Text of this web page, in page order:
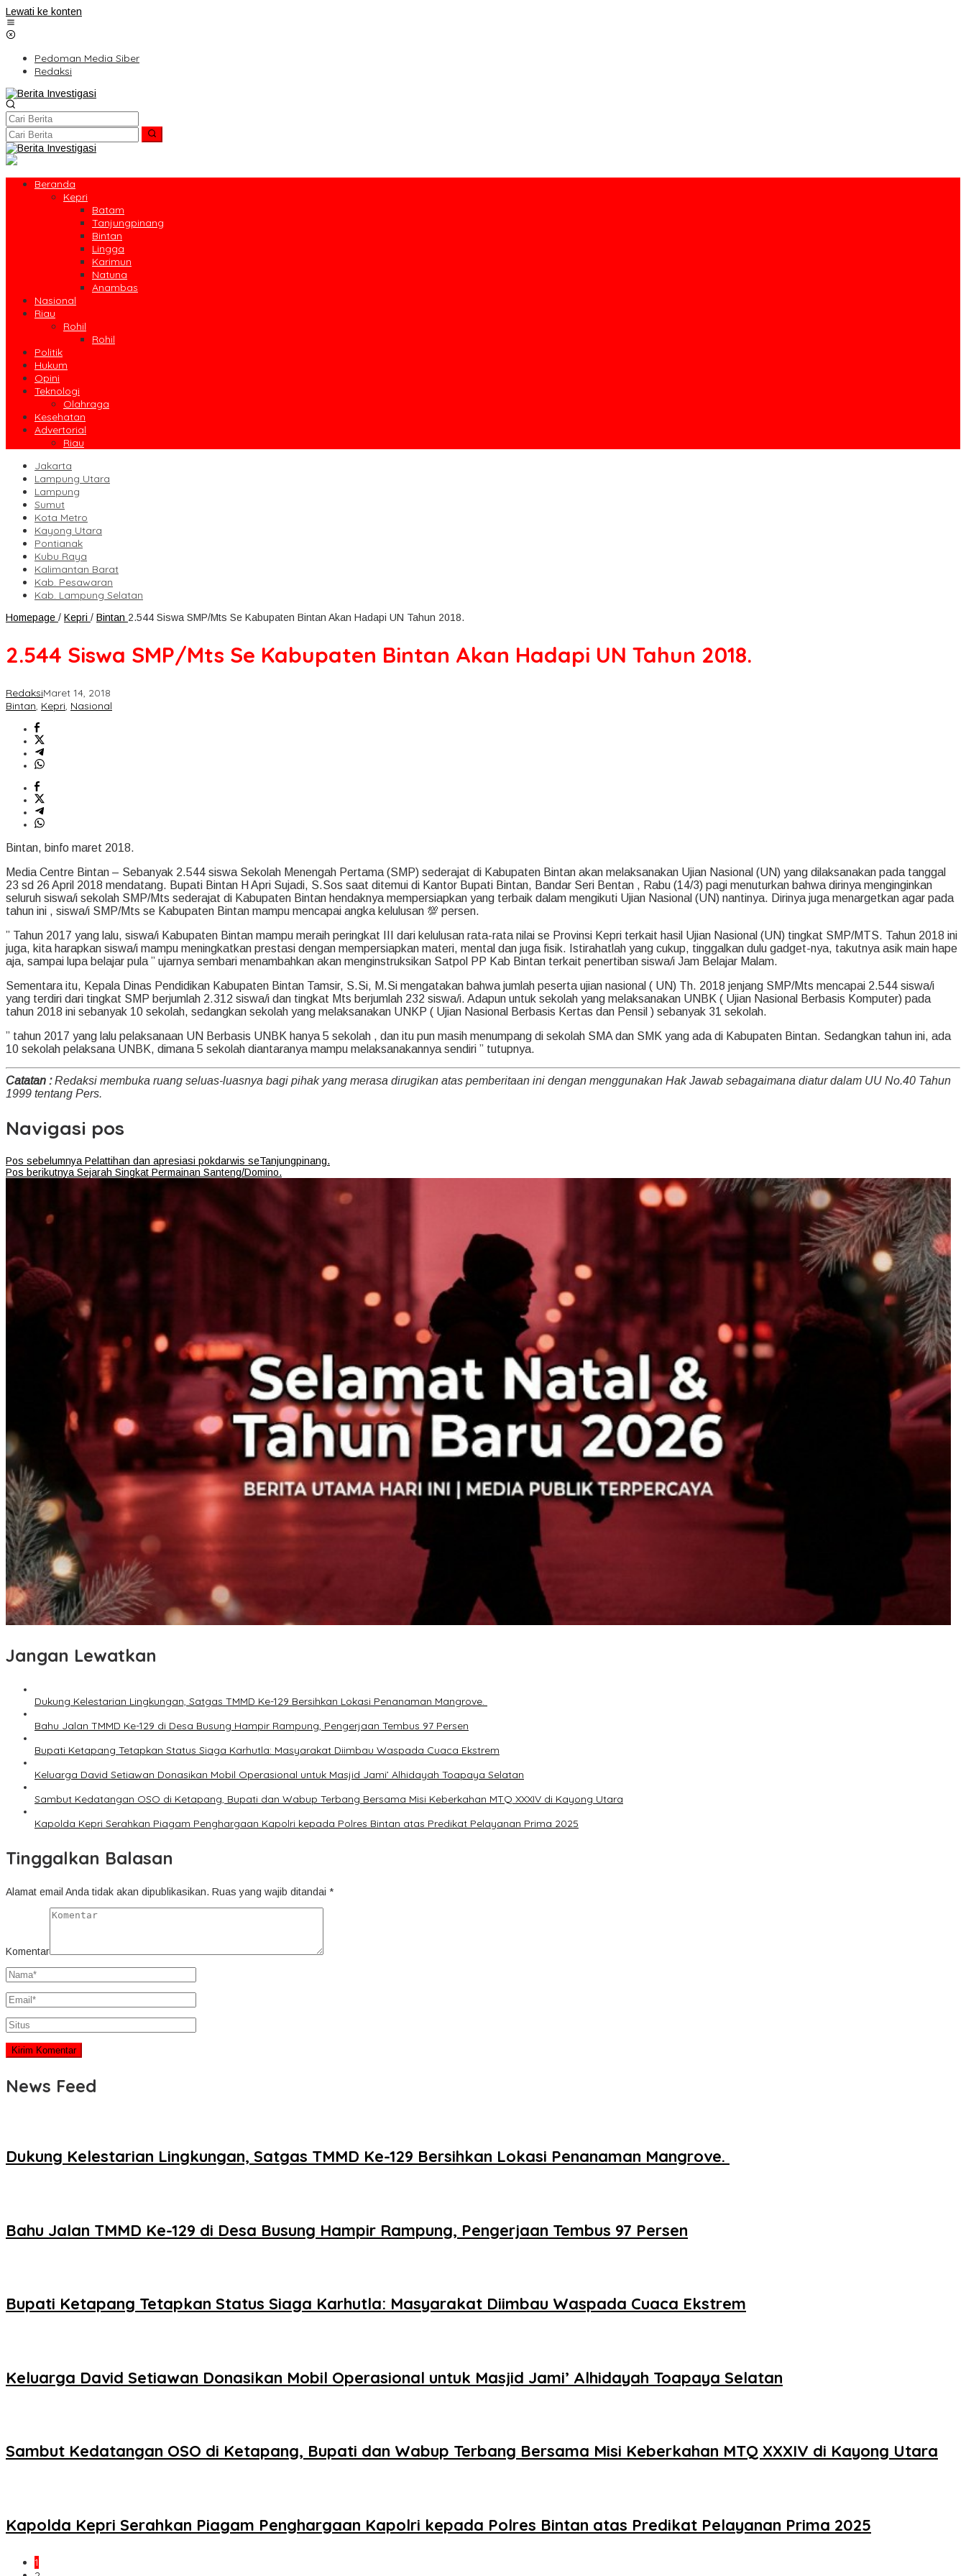
Lewati ke konten
Pedoman Media Siber
Redaksi
Beranda
Kepri
Batam
Tanjungpinang
Bintan
Lingga
Karimun
Natuna
Anambas
Nasional
Riau
Rohil
Rohil
Politik
Hukum
Opini
Teknologi
Olahraga
Kesehatan
Advertorial
Riau
Jakarta
Lampung Utara
Lampung
Sumut
Kota Metro
Kayong Utara
Pontianak
Kubu Raya
Kalimantan Barat
Kab. Pesawaran
Kab. Lampung Selatan
Homepage / Kepri / Bintan 2.544 Siswa SMP/Mts Se Kabupaten Bintan Akan Hadapi UN Tahun 2018.
2.544 Siswa SMP/Mts Se Kabupaten Bintan Akan Hadapi UN Tahun 2018.
RedaksiMaret 14, 2018
Bintan, Kepri, Nasional
Bintan, binfo maret 2018.
Media Centre Bintan – Sebanyak 2.544 siswa Sekolah Menengah Pertama (SMP) sederajat di Kabupaten Bintan akan melaksanakan Ujian Nasional (UN) yang dilaksanakan pada tanggal
23 sd 26 April 2018 mendatang. Bupati Bintan H Apri Sujadi, S.Sos saat ditemui di Kantor Bupati Bintan, Bandar Seri Bentan , Rabu (14/3) pagi menuturkan bahwa dirinya menginginkan
seluruh siswa/i sekolah SMP/Mts sederajat di Kabupaten Bintan hendaknya mempersiapkan yang terbaik dalam mengikuti Ujian Nasional (UN) nantinya. Dirinya juga menargetkan agar pada
tahun ini , siswa/i SMP/Mts se Kabupaten Bintan mampu mencapai angka kelulusan 💯 persen.
” Tahun 2017 yang lalu, siswa/i Kabupaten Bintan mampu meraih peringkat III dari kelulusan rata-rata nilai se Provinsi Kepri terkait hasil Ujian Nasional (UN) tingkat SMP/MTS. Tahun 2018 ini
juga, kita harapkan siswa/i mampu meningkatkan prestasi dengan mempersiapkan materi, mental dan juga fisik. Istirahatlah yang cukup, tinggalkan dulu gadget-nya, takutnya asik main hape
aja, sampai lupa belajar pula ” ujarnya sembari menambahkan akan menginstruksikan Satpol PP Kab Bintan terkait penertiban siswa/i Jam Belajar Malam.
Sementara itu, Kepala Dinas Pendidikan Kabupaten Bintan Tamsir, S.Si, M.Si mengatakan bahwa jumlah peserta ujian nasional ( UN) Th. 2018 jenjang SMP/Mts mencapai 2.544 siswa/i
yang terdiri dari tingkat SMP berjumlah 2.312 siswa/i dan tingkat Mts berjumlah 232 siswa/i. Adapun untuk sekolah yang melaksanakan UNBK ( Ujian Nasional Berbasis Komputer) pada
tahun 2018 ini sebanyak 10 sekolah, sedangkan sekolah yang melaksanakan UNKP ( Ujian Nasional Berbasis Kertas dan Pensil ) sebanyak 31 sekolah.
” tahun 2017 yang lalu pelaksanaan UN Berbasis UNBK hanya 5 sekolah , dan itu pun masih menumpang di sekolah SMA dan SMK yang ada di Kabupaten Bintan. Sedangkan tahun ini, ada
10 sekolah pelaksana UNBK, dimana 5 sekolah diantaranya mampu melaksanakannya sendiri ” tutupnya.
Catatan :Redaksi membuka ruang seluas-luasnya bagi pihak yang merasa dirugikan atas pemberitaan ini dengan menggunakan Hak Jawab sebagaimana diatur dalam UU No.40 Tahun
1999 tentang Pers.
Navigasi pos
Pos sebelumnyaPelattihan dan apresiasi pokdarwis seTanjungpinang.
Pos berikutnyaSejarah Singkat Permainan Santeng/Domino.
Jangan Lewatkan
Dukung Kelestarian Lingkungan, Satgas TMMD Ke-129 Bersihkan Lokasi Penanaman Mangrove.
Bahu Jalan TMMD Ke-129 di Desa Busung Hampir Rampung, Pengerjaan Tembus 97 Persen
Bupati Ketapang Tetapkan Status Siaga Karhutla: Masyarakat Diimbau Waspada Cuaca Ekstrem
Keluarga David Setiawan Donasikan Mobil Operasional untuk Masjid Jami’ Alhidayah Toapaya Selatan
Sambut Kedatangan OSO di Ketapang, Bupati dan Wabup Terbang Bersama Misi Keberkahan MTQ XXXIV di Kayong Utara
Kapolda Kepri Serahkan Piagam Penghargaan Kapolri kepada Polres Bintan atas Predikat Pelayanan Prima 2025
Tinggalkan Balasan
Alamat email Anda tidak akan dipublikasikan. Ruas yang wajib ditandai *
Komentar
News Feed
Dukung Kelestarian Lingkungan, Satgas TMMD Ke-129 Bersihkan Lokasi Penanaman Mangrove.
Bahu Jalan TMMD Ke-129 di Desa Busung Hampir Rampung, Pengerjaan Tembus 97 Persen
Bupati Ketapang Tetapkan Status Siaga Karhutla: Masyarakat Diimbau Waspada Cuaca Ekstrem
Keluarga David Setiawan Donasikan Mobil Operasional untuk Masjid Jami’ Alhidayah Toapaya Selatan
Sambut Kedatangan OSO di Ketapang, Bupati dan Wabup Terbang Bersama Misi Keberkahan MTQ XXXIV di Kayong Utara
Kapolda Kepri Serahkan Piagam Penghargaan Kapolri kepada Polres Bintan atas Predikat Pelayanan Prima 2025
1